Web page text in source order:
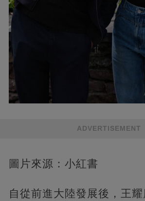
ADVERTISEMENT
圖片來源：小紅書
自從前進大陸發展後，王